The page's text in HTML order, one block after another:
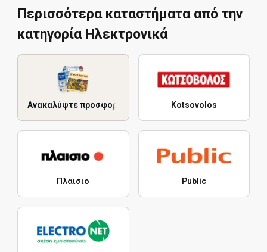
Περισσότερα καταστήματα από την
κατηγορία Hλεκτρονικά
Ανακαλύψτε προσφορές Kotsovolos
Πλαισιο Public